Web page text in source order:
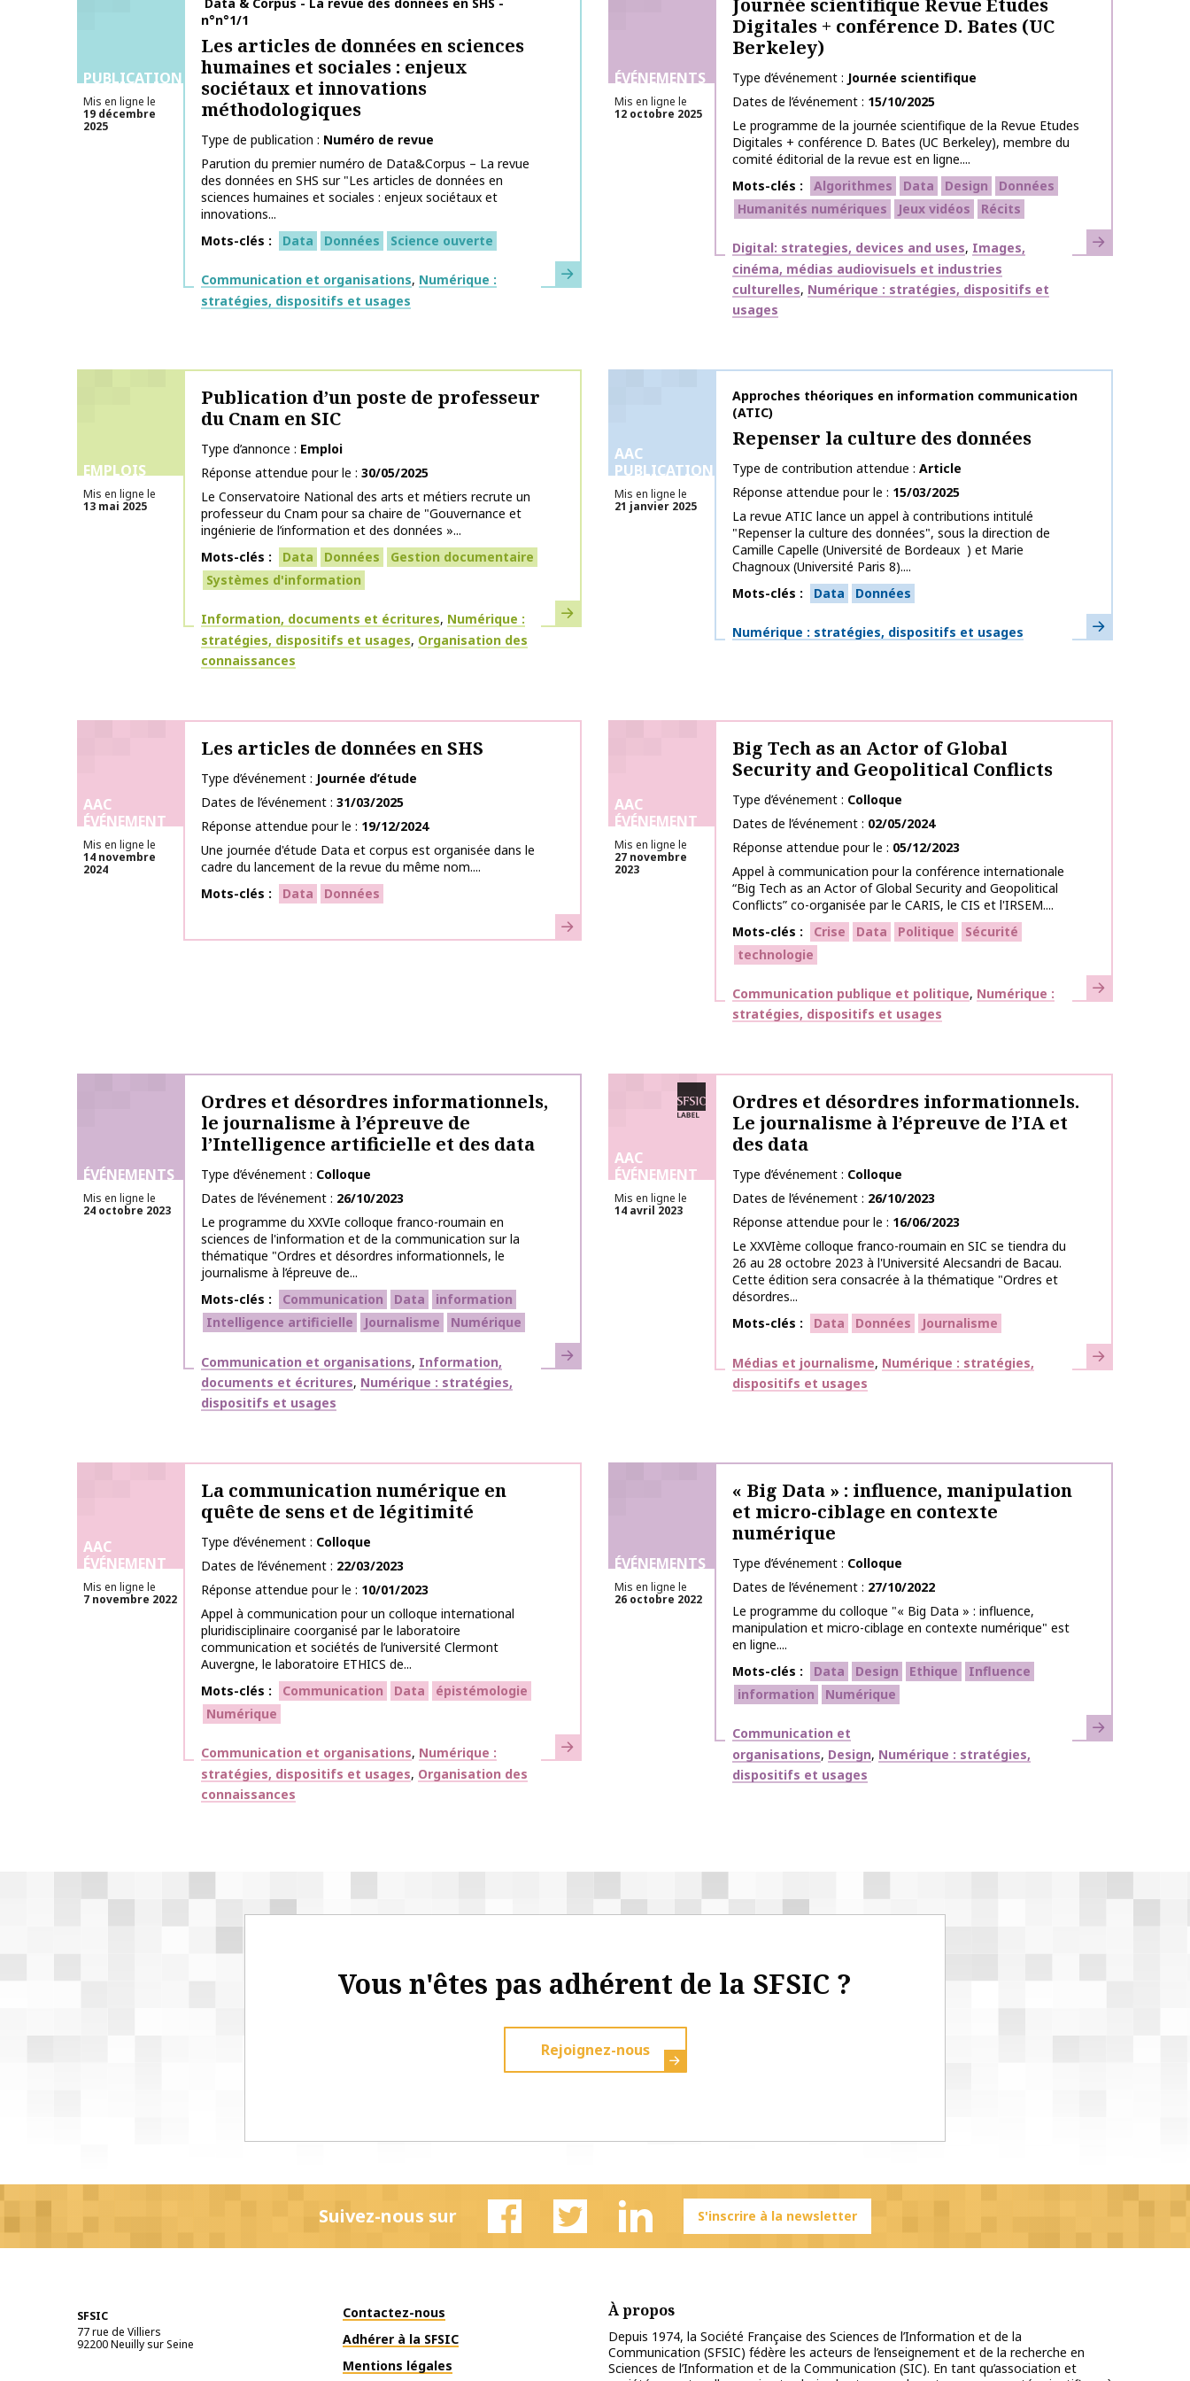
PUBLICATIONS
Mis en ligne le
19 décembre
2025
n°n°1/1
Les articles de données en sciences
humaines et sociales : enjeux
sociétaux et innovations
méthodologiques
Type de publication
Numéro de revue
Parution du premier numéro de Data&Corpus – La revue
des données en SHS sur "Les articles de données en
sciences humaines et sociales : enjeux sociétaux et
innovations...
Mots-clés
Data Données Science ouverte
Thématiques
Communication et organisations Numérique :
stratégies, dispositifs et usages
En savoir plus
ÉVÉNEMENTS
Mis en ligne le
12 octobre 2025
Journée scientifique Revue Etudes
Digitales + conférence D. Bates (UC
Berkeley)
Type d’événement
Journée scientifique
Dates de l’événement
15/10/2025
Le programme de la journée scientifique de la Revue Etudes
Digitales + conférence D. Bates (UC Berkeley), membre du
comité éditorial de la revue est en ligne....
Mots-clés
Algorithmes Data Design
Données
Humanités numériques
Jeux vidéos Récits
Thématiques
Digital: strategies, devices and uses Images,
cinéma, médias audiovisuels et industries
culturelles Numérique : stratégies, dispositifs et
usages
En savoir plus
EMPLOIS
Mis en ligne le
13 mai 2025
Publication d’un poste de professeur
du Cnam en SIC
Type d’annonce
Emploi
Réponse attendue pour le
30/05/2025
Le Conservatoire National des arts et métiers recrute un
professeur du Cnam pour sa chaire de "Gouvernance et
ingénierie de l’information et des données »...
Mots-clés
Data Données
Gestion documentaire
Systèmes d'information
Thématiques
Information, documents et écritures Numérique :
stratégies, dispositifs et usages Organisation des
connaissances
En savoir plus
AAC
PUBLICATIONS
Mis en ligne le
21 janvier 2025
Nom de la publication
Approches théoriques en information communication
(ATIC)
Repenser la culture des données
Type de contribution attendue
Article
Réponse attendue pour le
15/03/2025
La revue ATIC lance un appel à contributions intitulé
"Repenser la culture des données", sous la direction de
Camille Capelle (Université de Bordeaux ) et Marie
Chagnoux (Université Paris 8)....
Mots-clés
Data Données
Thématiques
Numérique : stratégies, dispositifs et usages En savoir plus
AAC
ÉVÉNEMENT
Mis en ligne le
14 novembre
2024
Les articles de données en SHS
Type d’événement
Journée d’étude
Dates de l’événement 31/03/2025
Réponse attendue pour le
19/12/2024
Une journée d'étude Data et corpus est organisée dans le
cadre du lancement de la revue du même nom....
Mots-clés
Data Données
En savoir plus
AAC
ÉVÉNEMENT
Mis en ligne le
27 novembre
2023
Big Tech as an Actor of Global
Security and Geopolitical Conflicts
Type d’événement
Colloque
Dates de l’événement
02/05/2024
Réponse attendue pour le
05/12/2023
Appel à communication pour la conférence internationale
“Big Tech as an Actor of Global Security and Geopolitical
Conflicts” co-organisée par le CARIS, le CIS et l'IRSEM....
Mots-clés
Crise Data Politique
Sécurité
technologie
Thématiques
Communication publique et politique Numérique :
stratégies, dispositifs et usages
En savoir plus
ÉVÉNEMENTS
Mis en ligne le
24 octobre 2023
Ordres et désordres informationnels,
le journalisme à l’épreuve de
l’Intelligence artificielle et des data
Type d’événement
Colloque
Dates de l’événement
26/10/2023
Le programme du XXVIe colloque franco-roumain en
sciences de l'information et de la communication sur la
thématique "Ordres et désordres informationnels, le
journalisme à l’épreuve de...
Mots-clés
Communication Data
information
Intelligence artificielle
Journalisme Numérique
Thématiques
Communication et organisations Information,
documents et écritures Numérique : stratégies,
dispositifs et usages
En savoir plus
Labélisé SFSIC
AAC
ÉVÉNEMENT
Mis en ligne le
14 avril 2023
Ordres et désordres informationnels.
Le journalisme à l’épreuve de l’IA et
des data
Type d’événement
Colloque
Dates de l’événement
26/10/2023
Réponse attendue pour le
16/06/2023
Le XXVIème colloque franco-roumain en SIC se tiendra du
26 au 28 octobre 2023 à l'Université Alecsandri de Bacau.
Cette édition sera consacrée à la thématique "Ordres et
désordres...
Mots-clés
Data Données Journalisme
Thématiques
Médias et journalisme Numérique : stratégies,
dispositifs et usages
En savoir plus
AAC
ÉVÉNEMENT
Mis en ligne le
7 novembre 2022
La communication numérique en
quête de sens et de légitimité
Type d’événement
Colloque
Dates de l’événement
22/03/2023
Réponse attendue pour le
10/01/2023
Appel à communication pour un colloque international
pluridisciplinaire coorganisé par le laboratoire
communication et sociétés de l’université Clermont
Auvergne, le laboratoire ETHICS de...
Mots-clés
Communication Data
épistémologie
Numérique
Thématiques
Communication et organisations Numérique :
stratégies, dispositifs et usages Organisation des
connaissances
En savoir plus
ÉVÉNEMENTS
Mis en ligne le
26 octobre 2022
« Big Data » : influence, manipulation
et micro-ciblage en contexte
numérique
Type d’événement
Colloque
Dates de l’événement
27/10/2022
Le programme du colloque "« Big Data » : influence,
manipulation et micro-ciblage en contexte numérique" est
en ligne....
Mots-clés
Data Design Ethique
Influence
information
Numérique
Thématiques
Communication et
organisations Design Numérique : stratégies,
dispositifs et usages
En savoir plus
Vous n'êtes pas adhérent de la SFSIC ?
Rejoignez-nous
Suivez-nous sur S'inscrire à la newsletter
SFSIC
77 rue de Villiers
92200Neuilly sur Seine
Contactez-nous
Adhérer à la SFSIC
Mentions légales
À propos
Depuis 1974, la Société Française des Sciences de l’Information et de la
Communication (SFSIC) fédère les acteurs de l’enseignement et de la recherche en
Sciences de l’Information et de la Communication (SIC). En tant qu’association et